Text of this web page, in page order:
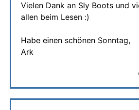
Vielen Dank an Sly Boots und
allen beim Lesen :)
Habe einen schönen Sonntag,
Ark